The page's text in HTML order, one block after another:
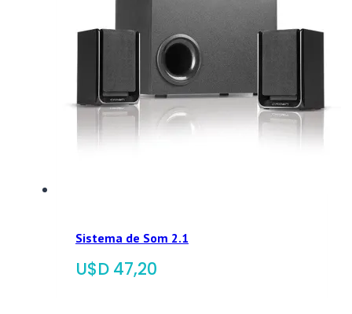
Sistema de Som 2.1
$ 47,20